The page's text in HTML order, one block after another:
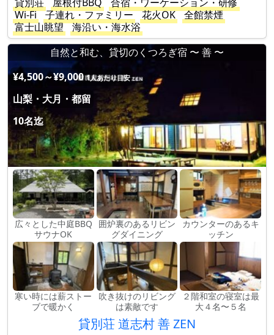
Wi-Fi
子連れ・ファミリー 花火OK
全館禁煙
富士山眺望
海沿い・海水浴
自然と和む、貸切のくつろぎ宿 〜 善 〜
¥4,500～¥9,000 1人あたり目安
山梨・大月・都留
10名迄
広々とした中庭BBQ
サウナOK
囲炉裏のあるリビン
グダイニング
カウンターのあるキ
ッチン
寒い時には薪ストー
ブで暖かく
吹き抜けのリビング
は素敵です
２階和室の寝室は最
大４名〜５名
貸別荘 道志村 善 ZEN